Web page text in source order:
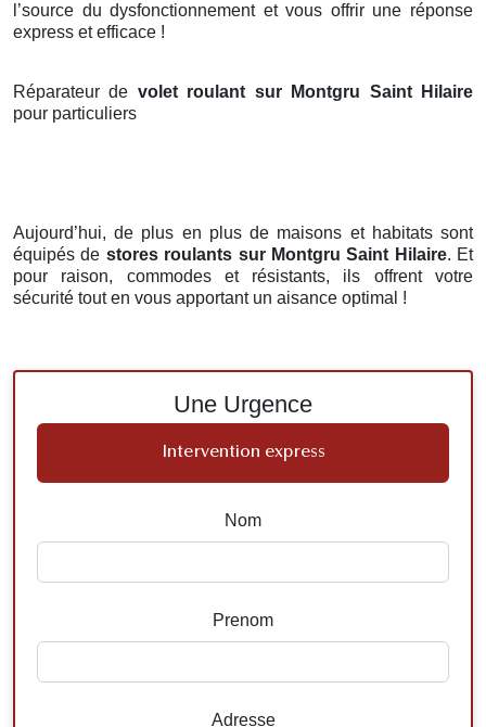
l’source du dysfonctionnement et vous offrir une réponse
express et efficace !
Réparateur de volet roulant sur Montgru Saint Hilaire
pour particuliers
Aujourd’hui, de plus en plus de maisons et habitats sont
équipés de stores roulants sur Montgru Saint Hilaire. Et
pour raison, commodes et résistants, ils offrent votre
sécurité tout en vous apportant un aisance optimal !
Une Urgence
Intervention express
Nom
Prenom
Adresse